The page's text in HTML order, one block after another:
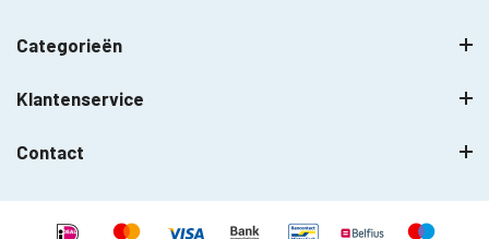
Categorieën
Klantenservice
Contact